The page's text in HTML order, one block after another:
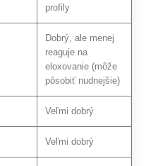
profily
Dobrý, ale menej
reaguje na
eloxovanie (môže
pôsobiť nudnejšie)
Veľmi dobrý
Veľmi dobrý